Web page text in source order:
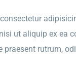
ut aliquip ex ea
praesent rutrum,